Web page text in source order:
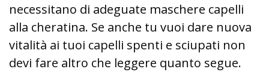
necessitano di adeguate maschere capelli
alla cheratina. Se anche tu vuoi dare nuova
vitalità ai tuoi capelli spenti e sciupati non
devi fare altro che leggere quanto segue.